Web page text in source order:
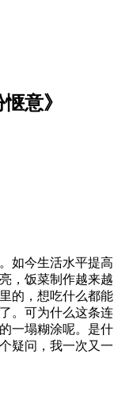
意》
如今生活水平提高
，饭菜制作越来越
的，想吃什么都能
。可为什么这条连
一塌糊涂呢。是什
疑问，我一次又一